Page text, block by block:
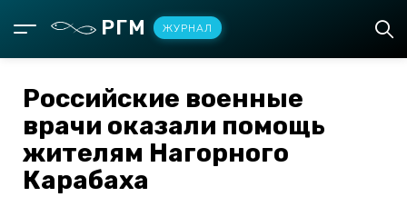
РГМ ЖУРНАЛ
Российские военные
врачи оказали помощь
жителям Нагорного
Карабаха